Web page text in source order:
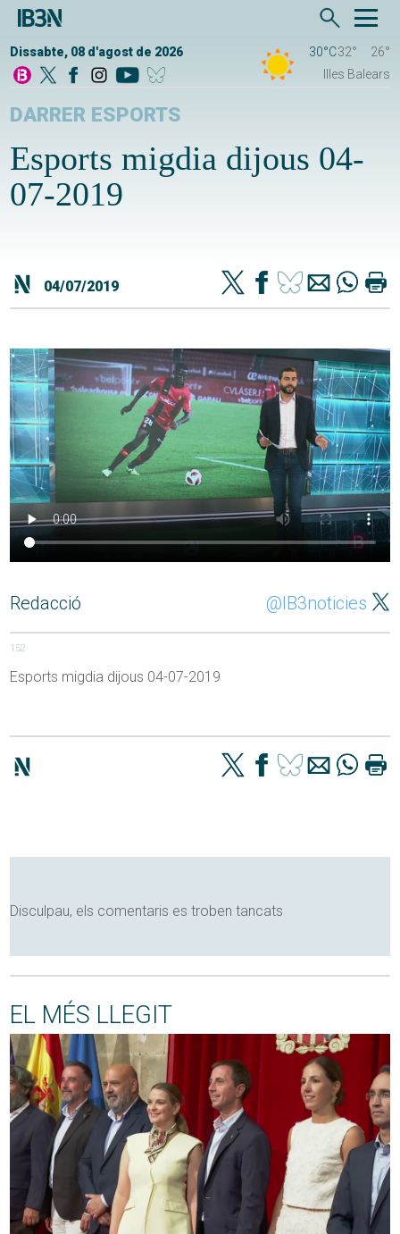
Dissabte, 08 d'agost de 2026 30°C32°
26°
Illes Balears
DARRER ESPORTS
Esports migdia dijous 04-
07-2019
04/07/2019
Redacció @IB3noticies
152
Esports migdia dijous 04-07-2019
Disculpau, els comentaris es troben tancats
EL MÉS LLEGIT